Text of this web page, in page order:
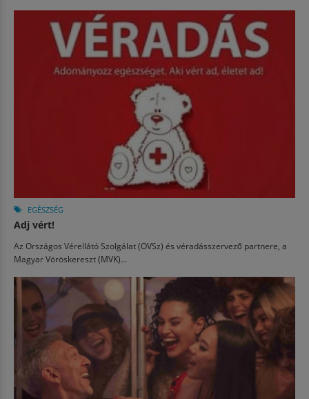
EGÉSZSÉG
Adj vért!
Az Országos Vérellátó Szolgálat (OVSz) és véradásszervező partnere, a
Magyar Vöröskereszt (MVK)...